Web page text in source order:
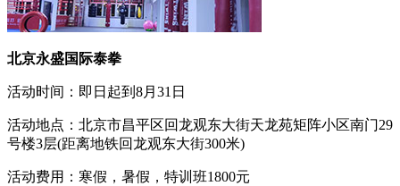
北京永盛国际泰拳
活动时间：即日起到8月31日
活动地点：北京市昌平区回龙观东大街天龙苑矩阵小区南门29
号楼3层(距离地铁回龙观东大街300米)
活动费用：寒假，暑假，特训班1800元